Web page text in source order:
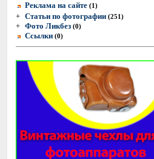
Реклама на сайте (1)
+ Статьи по фотографии (251)
+ Фото Ликбез (0)
Ссылки (0)